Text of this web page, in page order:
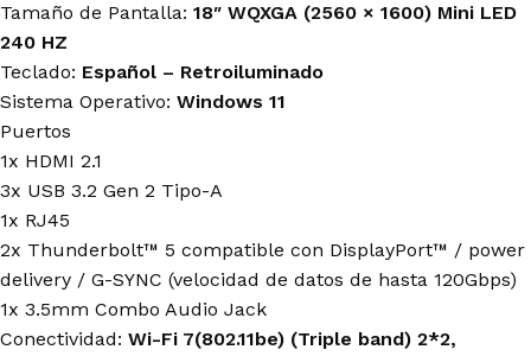
Tamaño de Pantalla: 18″ WQXGA (2560 × 1600) Mini LED
240 HZ
Teclado: Español – Retroiluminado
Sistema Operativo: Windows 11
Puertos
1x HDMI 2.1
3x USB 3.2 Gen 2 Tipo-A
1x RJ45
2x Thunderbolt™ 5 compatible con DisplayPort™ / power
delivery / G-SYNC (velocidad de datos de hasta 120Gbps)
1x 3.5mm Combo Audio Jack
Conectividad: Wi-Fi 7(802.11be) (Triple band) 2*2,